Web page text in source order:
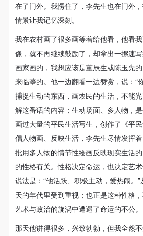
在了门外。我愣住了，李先生也在门外
情景让我记忆深刻。
我在农村画了很多画等着给他看，他看
像，就不再继续鼓励了，却拿出一摞速
画家画的，我想应该是董辰生或陈玉先
来临摹的。他一边翻看一边赞赏，说：“
捕捉生动的东西，画农民的生活，不能
解这番话的内容；生动场面、多人物，
画过大量的平民生活写生，创作了《平
倡人物画、反映生活，李先生尽情发挥
批用多人物的情节性绘画反映现实生活
的性格有关。性格决定命运，也决定艺
说法是：“他活跃、积极主动，爱热闹。
天的年代里受到重视；也正是这种性格
艺术与政治的旋涡中遭遇了命运的不公。
那天他讲得很多，兴致勃勃，但我全然不